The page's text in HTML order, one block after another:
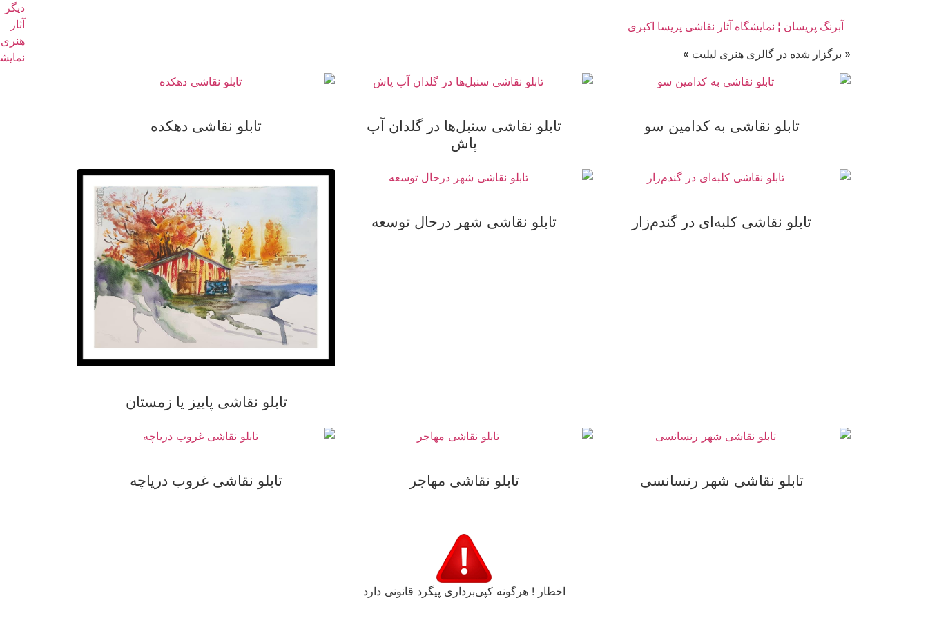
آبرنگ پریسان ¦ نمایشگاه آثار نقاشی پریسا اکبری
« برگزار شده در گالری هنری لیلیت »
تابلو نقاشی به کدامین سو
تابلو نقاشی سنبل‌ها در گلدان آب
پاش
تابلو نقاشی دهکده
تابلو نقاشی کلبه‌ای در گندم‌زار تابلو نقاشی شهر درحال توسعه
تابلو نقاشی پاییز یا زمستان
تابلو نقاشی شهر رنسانسی تابلو نقاشی مهاجر تابلو نقاشی غروب دریاچه
اخطار ! هرگونه کپی‌برداری پیگرد قانونی دارد